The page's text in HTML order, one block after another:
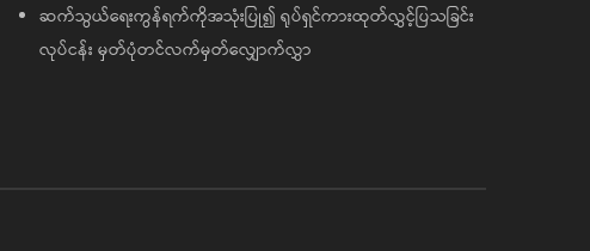
ဆက်သွယ်ရေးကွန်ရက်ကိုအသုံးပြု၍ ရုပ်ရှင်ကားထုတ်လွှင့်ပြသခြင်း
လုပ်ငန်း မှတ်ပုံတင်လက်မှတ်လျှောက်လွှာ